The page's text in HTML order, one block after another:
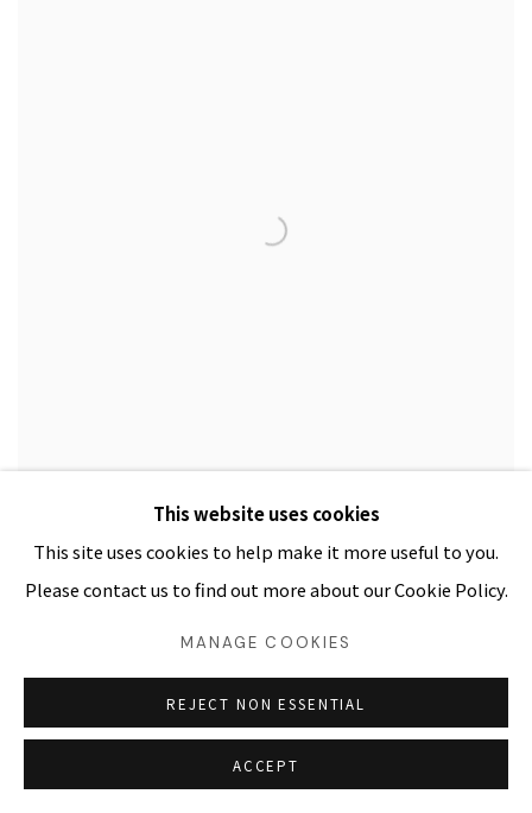
만화에 빠진 미술
문화일보
APRIL 12, 2012
This website uses cookies
This site uses cookies to help make it more useful to you.
Please contact us to find out more about our Cookie Policy.
MANAGE COOKIES
REJECT NON ESSENTIAL
ACCEPT